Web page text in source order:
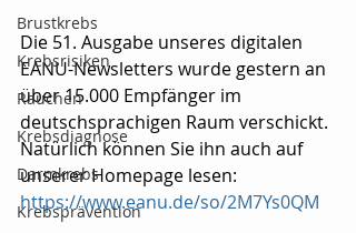
Brustkrebs
Krebsrisiken
Rauchen
Krebsdiagnose
Darmkrebs
Krebsprävention
Die 51. Ausgabe unseres digitalen
EANU-Newsletters wurde gestern an
über 15.000 Empfänger im
deutschsprachigen Raum verschickt.
Natürlich können Sie ihn auch auf
unserer Homepage lesen:
https://www.eanu.de/so/2M7Ys0QM